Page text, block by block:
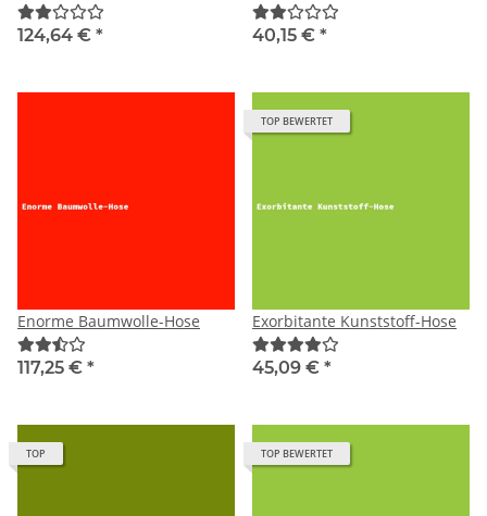
124,64 € * 40,15 € *
Enorme Baumwolle-Hose
117,25 € *
TOP BEWERTET
Exorbitante Kunststoff-Hose
45,09 € *
TOP TOP BEWERTET